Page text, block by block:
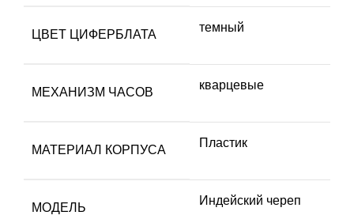
ЦВЕТ ЦИФЕРБЛАТА
темный
МЕХАНИЗМ ЧАСОВ
кварцевые
МАТЕРИАЛ КОРПУСА
Пластик
МОДЕЛЬ
Индейский череп